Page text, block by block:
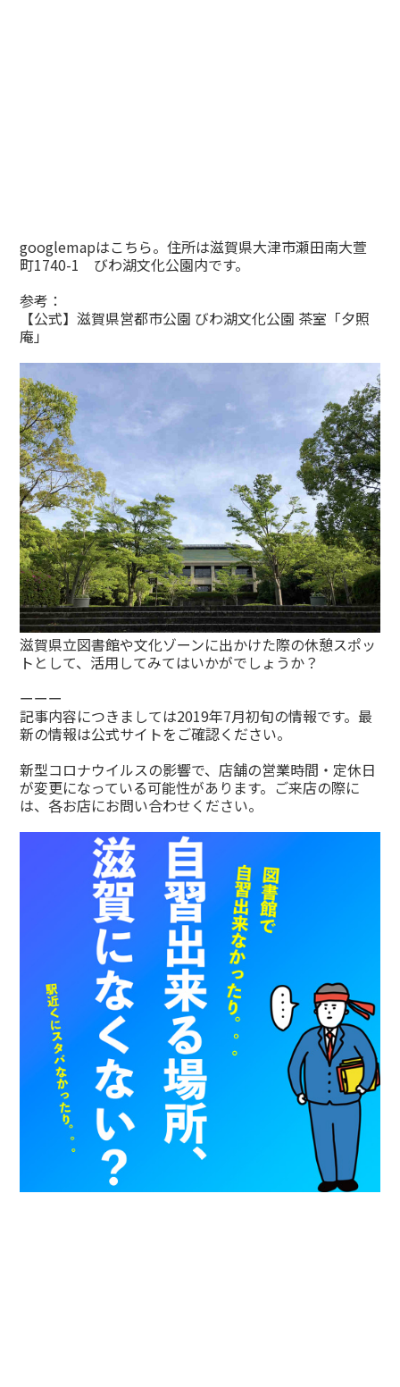
googlemapはこちら。住所は滋賀県大津市瀬田南大萱
町1740-1 びわ湖文化公園内です。
参考：
【公式】滋賀県営都市公園 びわ湖文化公園 茶室「夕照
庵」
滋賀県立図書館や文化ゾーンに出かけた際の休憩スポッ
トとして、活用してみてはいかがでしょうか？
ーーー
記事内容につきましては2019年7月初旬の情報です。最
新の情報は公式サイトをご確認ください。
新型コロナウイルスの影響で、店舗の営業時間・定休日
が変更になっている可能性があります。ご来店の際に
は、各お店にお問い合わせください。